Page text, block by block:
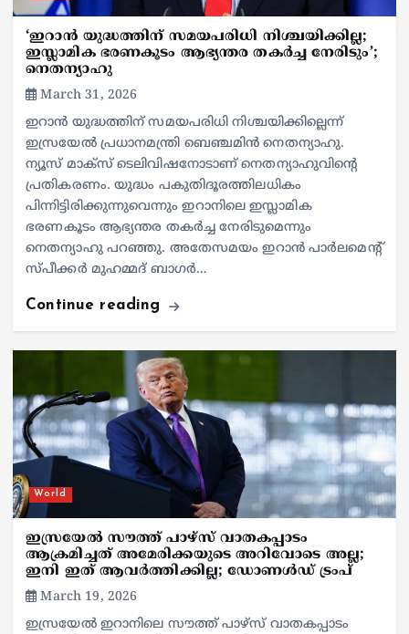
‘ഇറാൻ യുദ്ധത്തിന് സമയപരിധി നിശ്ചയിക്കില്ല;
ഇസ്ലാമിക ഭരണകൂടം ആഭ്യന്തര തകർച്ച നേരിടും’;
നെതന്യാഹു
March 31, 2026
ഇറാൻ യുദ്ധത്തിന് സമയപരിധി നിശ്ചയിക്കില്ലെന്ന്
ഇസ്രയേൽ പ്രധാനമന്ത്രി ബെഞ്ചമിൻ നെതന്യാഹു.
ന്യൂസ് മാക്‌സ് ടെലിവിഷനോടാണ് നെതന്യാഹുവിന്റെ
പ്രതികരണം. യുദ്ധം പകുതിദൂരത്തിലധികം
പിന്നിട്ടിരിക്കുന്നുവെന്നും ഇറാനിലെ ഇസ്ലാമിക
ഭരണകൂടം ആഭ്യന്തര തകർച്ച നേരിടുമെന്നും
നെതന്യാഹു പറഞ്ഞു. അതേസമയം ഇറാൻ പാർലമെന്റ്
സ്പീക്കർ മുഹമ്മദ് ബാഗർ…
Continue reading
World
ഇസ്രയേല്‍ സൗത്ത് പാഴ്സ് വാതകപ്പാടം
ആക്രമിച്ചത് അമേരിക്കയുടെ അറിവോടെ അല്ല;
ഇനി ഇത് ആവര്‍ത്തിക്കില്ല; ഡോണള്‍ഡ് ട്രംപ്
March 19, 2026
ഇസ്രയേല്‍ ഇറാനിലെ സൗത്ത് പാഴ്സ് വാതകപ്പാടം